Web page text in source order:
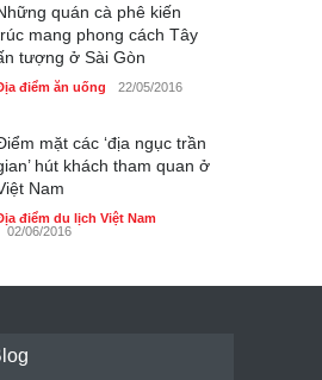
quán cà phê kiến
mang phong cách Tây
tượng ở Sài Gòn
điểm ăn uống 22/05/2016
mặt các ‘địa ngục trần
hút khách tham quan ở
Nam
điểm du lịch Việt Nam
02/06/2016